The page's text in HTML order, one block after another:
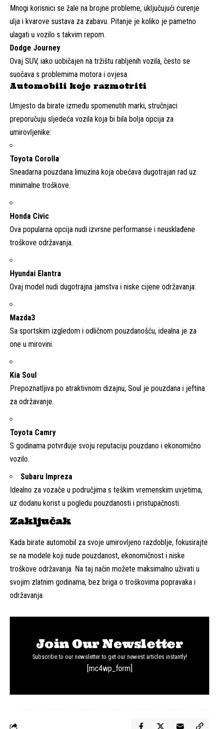
Mnogi korisnici se žale na brojne probleme, uključujući curenje
ulja i kvarove sustava za zabavu. Pitanje je koliko je pametno
ulagati u vozilo s takvim repom.
Dodge Journey
Ovaj SUV, iako uobičajen na tržištu rabljenih vozila, često se
suočava s problemima motora i ovjesa.
Automobili koje razmotriti
Umjesto da birate između spomenutih marki, stručnjaci
preporučuju sljedeća vozila koja bi bila bolja opcija za
umirovljenike:
Toyota Corolla
Sneadarna pouzdana limuzina koja obećava dugotrajan rad uz
minimalne troškove.
Honda Civic
Ova popularna opcija nudi izvrsne performanse i neusklađene
troškove održavanja.
Hyundai Elantra
Ovaj model nudi dugotrajna jamstva i niske cijene održavanja.
Mazda3
Sa sportskim izgledom i odličnom pouzdanošću, idealna je za
one u mirovini.
Kia Soul
Prepoznatljiva po atraktivnom dizajnu, Soul je pouzdana i jeftina
za održavanje.
Toyota Camry
S godinama potvrđuje svoju reputaciju pouzdano i ekonomično
vozilo.
Subaru Impreza
Idealno za vozače u područjima s teškim vremenskim uvjetima,
uz dodanu korist u pogledu pouzdanosti i pristupačnosti.
Zaključak
Kada birate automobil za svoje umirovljeno razdoblje, fokusirajte
se na modele koji nude pouzdanost, ekonomičnost i niske
troškove održavanja. Na taj način možete maksimalno uživati u
svojim zlatnim godinama, bez briga o troškovima popravaka i
održavanja.
Join Our Newsletter
Subscribe to our newsletter to get our newest articles instantly!
[mc4wp_form]